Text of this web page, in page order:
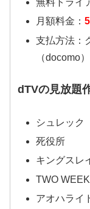
無料トライ
月額料金：
支払方法：
（docomo）
dTVの見放題
シュレック
死役所
キングスレ
TWO
アオハライ